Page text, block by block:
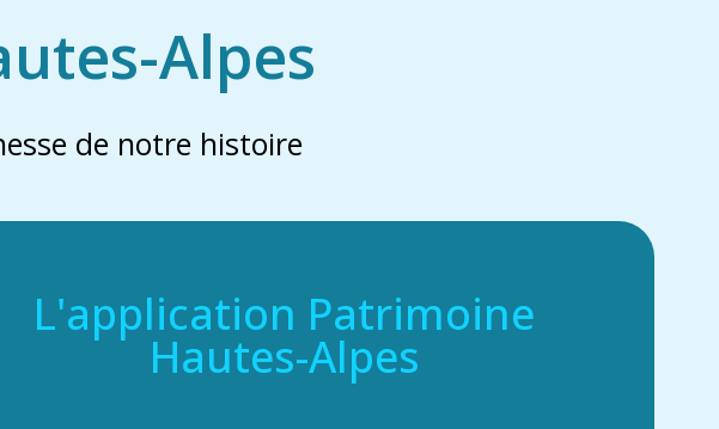
Alpes
de notre histoire
L'application Patrimoine
Hautes-Alpes